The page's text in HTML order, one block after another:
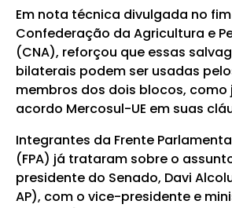
Em nota técnica divulgada no
Confederação da Agricultura e
(CNA), reforçou que essas
bilaterais podem ser usadas
membros dos dois blocos, como
acordo Mercosul-UE em suas
Integrantes da Frente
(FPA) já trataram sobre o
presidente do Senado, Davi
AP), com o vice-presidente e